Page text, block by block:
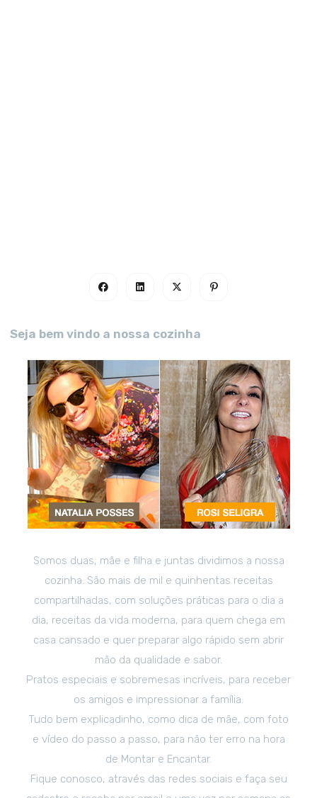
Seja bem vindo a nossa cozinha
Somos duas, mãe e filha e juntas dividimos a nossa
cozinha. São mais de mil e quinhentas receitas
compartilhadas, com soluções práticas para o dia a
dia, receitas da vida moderna, para quem chega em
casa cansado e quer preparar algo rápido sem abrir
mão da qualidade e sabor.
Pratos especiais e sobremesas incríveis, para receber
os amigos e impressionar a família.
Tudo bem explicadinho, como dica de mãe, com foto
e vídeo do passo a passo, para não ter erro na hora
de Montar e Encantar.
Fique conosco, através das redes sociais e faça seu